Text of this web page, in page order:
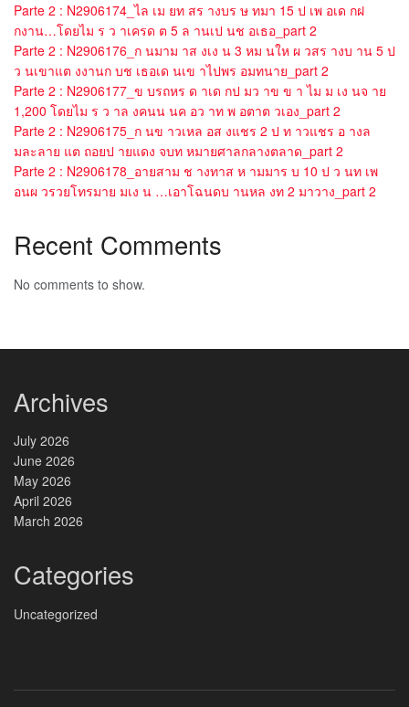
Parte 2 : N2906174_ไล เม ยท สร างบร ษ ทมา 15 ป เพ อเด กฝ
กงาน…โดยไม ร ว าเครด ต 5 ล านเป นช อเธอ_part 2
Parte 2 : N2906176_ก นมาม าส งเง น 3 หม นให ผ วสร างบ าน 5 ป
ว นเขาแต งงานก บช เธอเด นเข าไปพร อมทนาย_part 2
Parte 2 : N2906177_ข บรถหร ด าเด กป มว าข ข า ไม ม เง นจ าย
1,200 โดยไม ร ว าล งคนน นค อว าท พ อตาต วเอง_part 2
Parte 2 : N2906175_ก นข าวเหล อส งแชร 2 ป ท าวแชร อ างล
มละลาย แต ถอยป ายแดง จบท หมายศาลกลางตลาด_part 2
Parte 2 : N2906178_อายสาม ช างทาส ห ามมาร บ 10 ป ว นท เพ
อนผ วรวยโทรมาย มเง น …เอาโฉนดบ านหล งท 2 มาวาง_part 2
Recent Comments
No comments to show.
Archives
July 2026
June 2026
May 2026
April 2026
March 2026
Categories
Uncategorized